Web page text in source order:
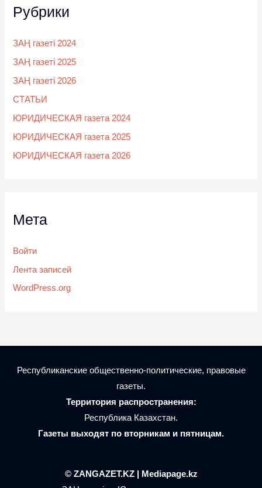
Рубрики
ЗАҢ газеті 2024
ЗАҢ газеті 2025
ЗАҢ газеті 2026
СТАТЬИ
ЮРИДИЧЕСКАЯ газета 2024
ЮРИДИЧЕСКАЯ газета 2025
ЮРИДИЧЕСКАЯ газета 2026
Мета
Войти
Лента записей
WordPress.org
Республиканские общественно-политические, правовые
газеты.
Территория распространения:
Республика Казахстан.
Газеты выходят по вторникам и пятницам.
© ZANGAZET.KZ | Mediapage.kz